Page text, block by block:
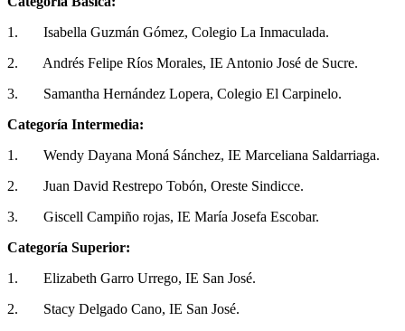
1. Isabella Guzmán Gómez, Colegio La Inmaculada.
2. Andrés Felipe Ríos Morales, IE Antonio José de Sucre.
3. Samantha Hernández Lopera, Colegio El Carpinelo.
Categoría Intermedia:
1. Wendy Dayana Moná Sánchez, IE Marceliana Saldarriaga.
2. Juan David Restrepo Tobón, Oreste Sindicce.
3. Giscell Campiño rojas, IE María Josefa Escobar.
Categoría Superior:
1. Elizabeth Garro Urrego, IE San José.
2. Stacy Delgado Cano, IE San José.